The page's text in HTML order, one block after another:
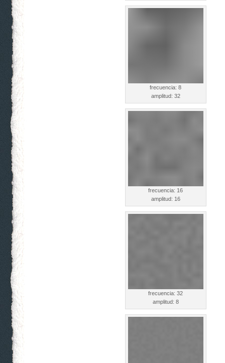
frecuencia: 8
amplitud: 32
frecuencia: 16
amplitud: 16
frecuencia: 32
amplitud: 8